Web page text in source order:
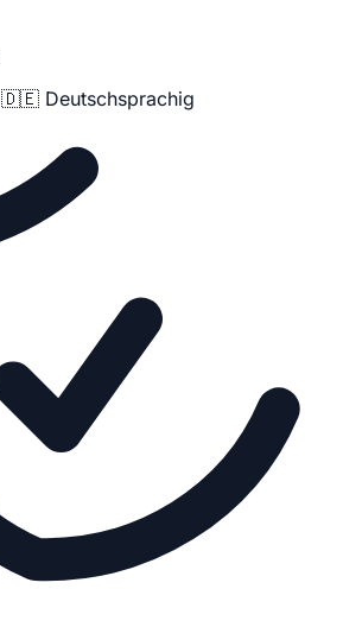
🇩🇪 Deutschsprachig